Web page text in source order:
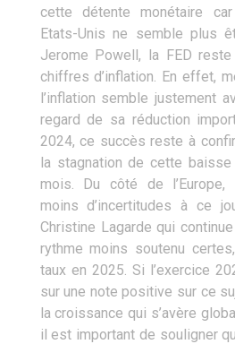
cette détente monétaire
Etats-Unis ne semble plus
Jerome Powell, la FED
chiffres d’inflation. En effet,
l’inflation semble justement
regard de sa réduction
2024, ce succès reste à
la stagnation de cette
mois. Du côté de l’Europe,
moins d’incertitudes à ce
Christine Lagarde qui continue
rythme moins soutenu
taux en 2025. Si l’exercice
sur une note positive sur ce
la croissance qui s’avère
il est important de souligner